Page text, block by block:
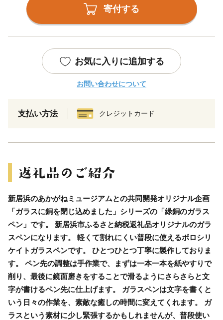
寄付する
お気に入りに追加する
お問い合わせについて
支払い方法 クレジットカード
新居浜のあかがねミュージアムとの共同開発オリジナル企画
「ガラスに銅を閉じ込めました」シリーズの「緑銅のガラス
ペン」です。 新居浜市ふるさと納税返礼品オリジナルのガラ
スペンになります。 軽くて割れにくい普段に使えるボロシリ
ケイトガラスペンです。 ひとつひとつ丁寧に製作しておりま
す。 ペン先の調整は手作業で、まずは一本一本を紙やすりで
削り、最後に鏡面磨きをすることで滑るようにさらさらと文
字が書けるペン先に仕上げます。 ガラスペンは文字を書くと
いう日々の作業を、素敵な癒しの時間に変えてくれます。 ガ
ラスという素材に少し緊張するかもしれませんが、普段使い